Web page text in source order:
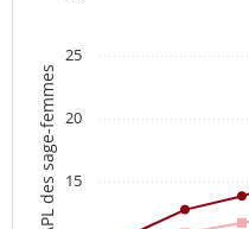
APL des sage-femmes 15
20
25